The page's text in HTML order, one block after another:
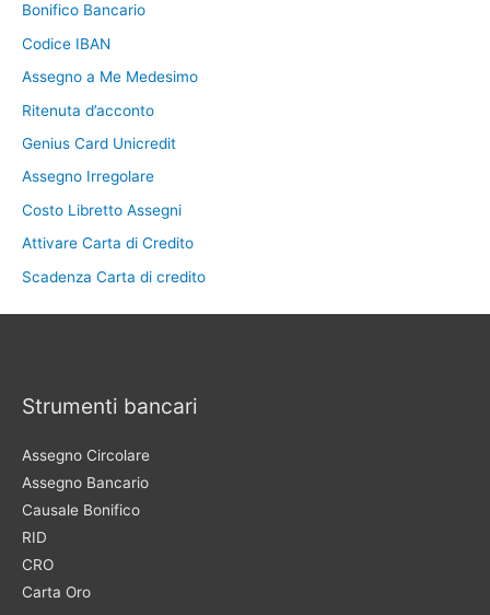
Bonifico Bancario
Codice IBAN
Assegno a Me Medesimo
Ritenuta d’acconto
Genius Card Unicredit
Assegno Irregolare
Costo Libretto Assegni
Attivare Carta di Credito
Scadenza Carta di credito
Strumenti bancari
Assegno Circolare
Assegno Bancario
Causale Bonifico
RID
CRO
Carta Oro